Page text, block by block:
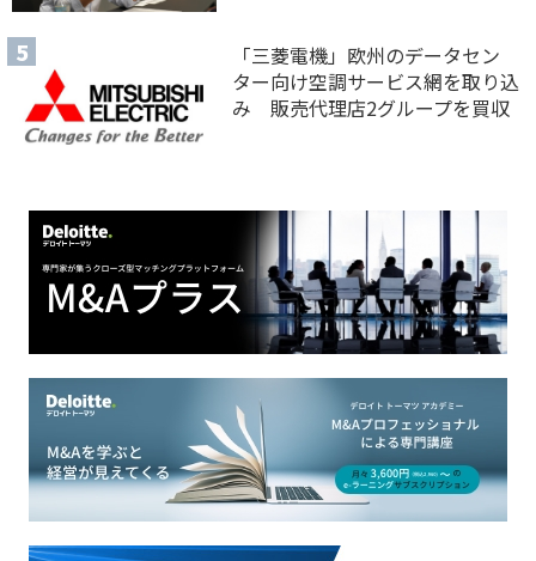
「三菱電機」欧州のデータセン
ター向け空調サービス網を取り込
み 販売代理店2グループを買収